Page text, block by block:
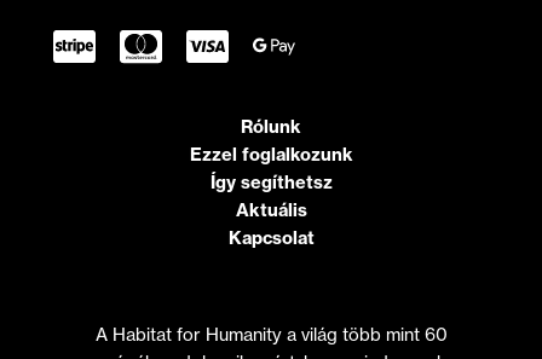
Rólunk
Ezzel foglalkozunk
Így segíthetsz
Aktuális
Kapcsolat
A Habitat for Humanity a világ több mint 60